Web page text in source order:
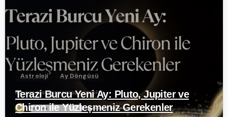
Astroloji Ay Döngüsü
Terazi Burcu Yeni Ay: Pluto, Jupiter ve
Chiron ile Yüzleşmeniz Gerekenler